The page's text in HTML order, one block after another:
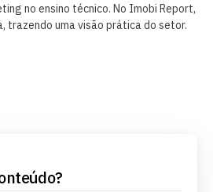
no ensino técnico. No Imobi Report,
trazendo uma visão prática do setor.